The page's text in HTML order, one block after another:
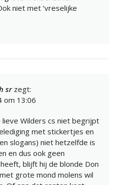
niet met ‘vreselijke
sr zegt:
om 13:06
lieve Wilders cs niet begrijpt
met stickertjes en
slogans) niet hetzelfde is
en dus ook geen
blijft hij de blonde Don
grote mond molens wil